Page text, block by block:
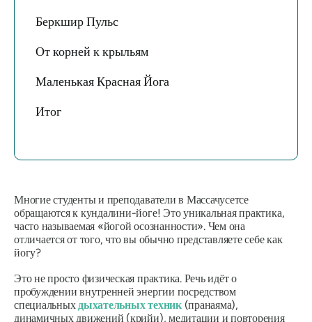
Беркшир Пульс
От корней к крыльям
Маленькая Красная Йога
Итог
Многие студенты и преподаватели в Массачусетсе
обращаются к кундалини-йоге! Это уникальная практика,
часто называемая «йогой осознанности». Чем она
отличается от того, что вы обычно представляете себе как
йогу?
Это не просто физическая практика. Речь идёт о
пробуждении внутренней энергии посредством
специальныхдыхательных техник(пранаяма),
динамичных движений (крийи), медитации и повторения